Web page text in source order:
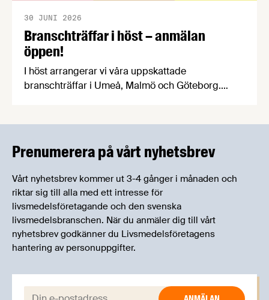
Branschträffar i höst – anmälan
öppen!
30 JUNI 2026
I höst arrangerar vi våra uppskattade
branschträffar i Umeå, Malmö och Göteborg.
Prenumerera på vårt nyhetsbrev
Vårt nyhetsbrev kommer ut 3-4 gånger i månaden och
riktar sig till alla med ett intresse för
livsmedelsföretagande och den svenska
livsmedelsbranschen. När du anmäler dig till vårt
nyhetsbrev godkänner du Livsmedelsföretagens
hantering av personuppgifter.
E-post: